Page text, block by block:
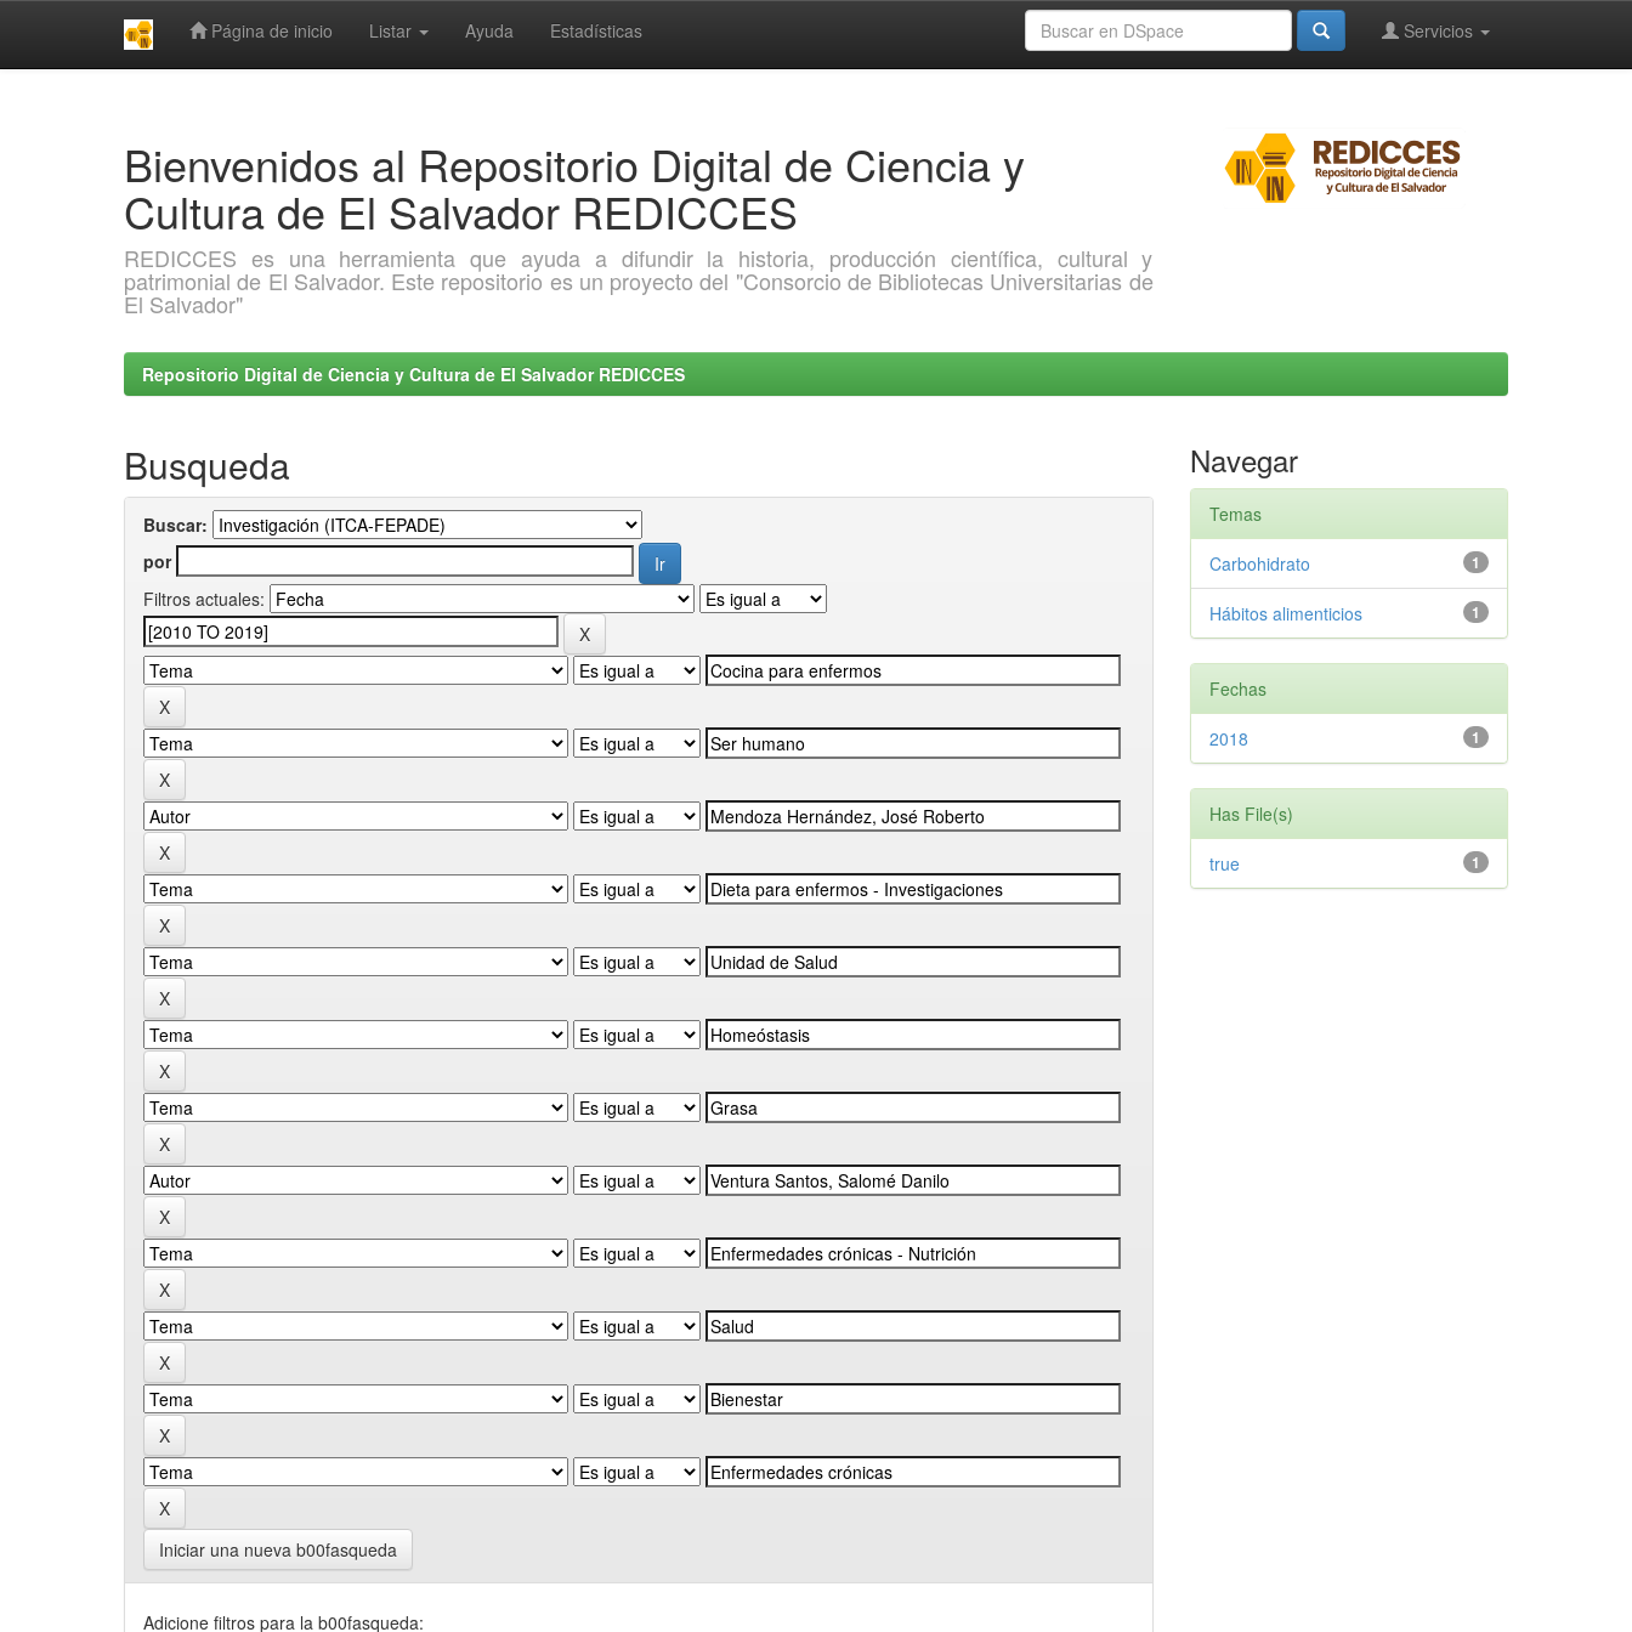
Página de inicio Listar Ayuda Estadísticas Servicios
Bienvenidos al Repositorio Digital de Ciencia y
Cultura de El Salvador REDICCES
REDICCES es una herramienta que ayuda a difundir la historia, producción científica, cultural y
patrimonial de El Salvador. Este repositorio es un proyecto del "Consorcio de Bibliotecas Universitarias de
El Salvador"
Repositorio Digital de Ciencia y Cultura de El Salvador REDICCES
Busqueda
Buscar:
por
Filtros actuales:
Iniciar una nueva b00fasqueda
Adicione filtros para la b00fasqueda:
Navegar
Temas
1
Carbohidrato
1
Hábitos alimenticios
Fechas
1
2018
Has File(s)
1
true